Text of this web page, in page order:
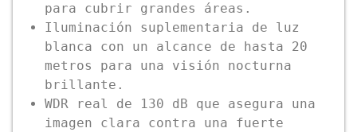
para cubrir grandes áreas.
Iluminación suplementaria de luz
blanca con un alcance de hasta 20
metros para una visión nocturna
brillante.
WDR real de 130 dB que asegura una
imagen clara contra una fuerte